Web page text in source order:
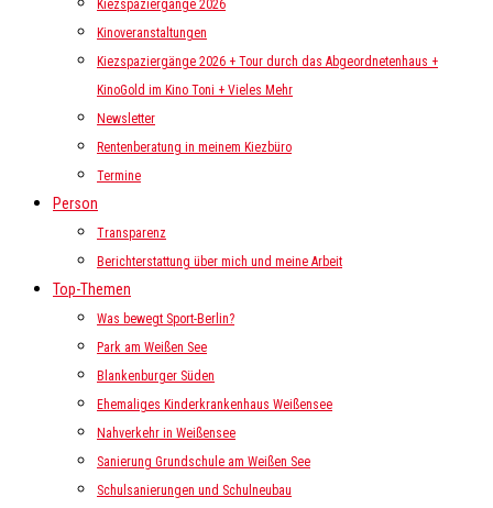
Kiezspaziergänge 2026
Kinoveranstaltungen
Kiezspaziergänge 2026 + Tour durch das Abgeordnetenhaus +
KinoGold im Kino Toni + Vieles Mehr
Newsletter
Rentenberatung in meinem Kiezbüro
Termine
Person
Transparenz
Berichterstattung über mich und meine Arbeit
Top-Themen
Was bewegt Sport-Berlin?
Park am Weißen See
Blankenburger Süden
Ehemaliges Kinderkrankenhaus Weißensee
Nahverkehr in Weißensee
Sanierung Grundschule am Weißen See
Schulsanierungen und Schulneubau